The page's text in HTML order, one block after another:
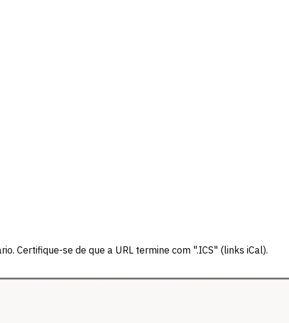
Certifique-se de que a URL termine com ".ICS" (links iCal).